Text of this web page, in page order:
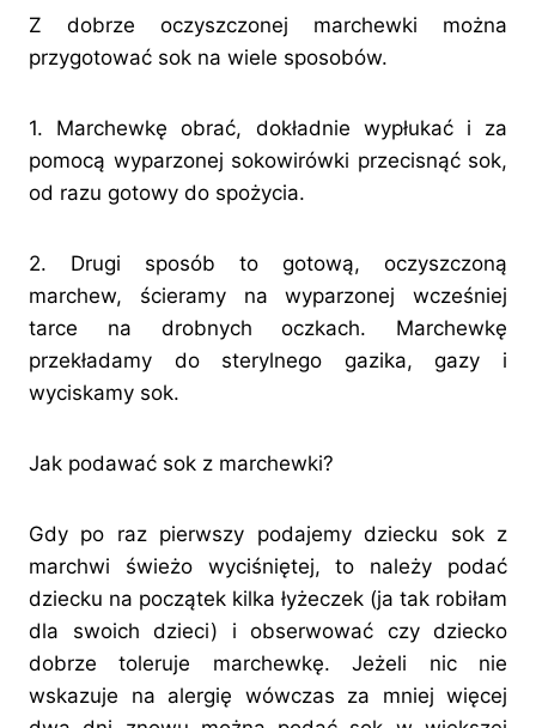
Z dobrze oczyszczonej marchewki można
przygotować sok na wiele sposobów.
1. Marchewkę obrać, dokładnie wypłukać i za
pomocą wyparzonej sokowirówki przecisnąć sok,
od razu gotowy do spożycia.
2. Drugi sposób to gotową, oczyszczoną
marchew, ścieramy na wyparzonej wcześniej
tarce na drobnych oczkach. Marchewkę
przekładamy do sterylnego gazika, gazy i
wyciskamy sok.
Jak podawać sok z marchewki?
Gdy po raz pierwszy podajemy dziecku sok z
marchwi świeżo wyciśniętej, to należy podać
dziecku na początek kilka łyżeczek (ja tak robiłam
dla swoich dzieci) i obserwować czy dziecko
dobrze toleruje marchewkę. Jeżeli nic nie
wskazuje na alergię wówczas za mniej więcej